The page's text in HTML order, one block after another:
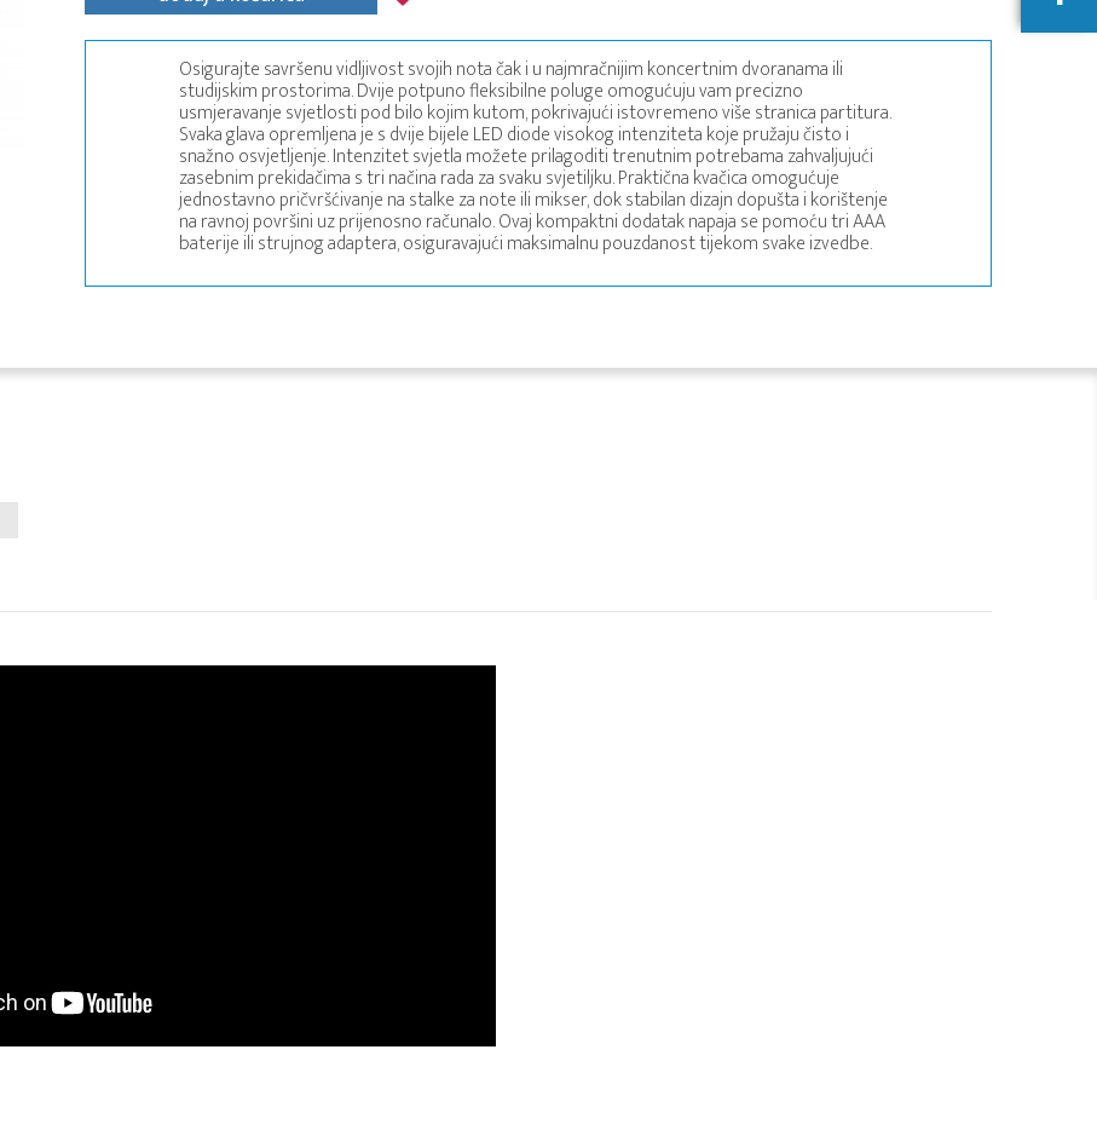
Osigurajte savršenu vidljivost svojih nota čak i u najmračnijim koncertnim dvoranama ili
studijskim prostorima. Dvije potpuno fleksibilne poluge omogućuju vam precizno
usmjeravanje svjetlosti pod bilo kojim kutom, pokrivajući istovremeno više stranica partitura.
Svaka glava opremljena je s dvije bijele LED diode visokog intenziteta koje pružaju čisto i
snažno osvjetljenje. Intenzitet svjetla možete prilagoditi trenutnim potrebama zahvaljujući
zasebnim prekidačima s tri načina rada za svaku svjetiljku. Praktična kvačica omogućuje
jednostavno pričvršćivanje na stalke za note ili mikser, dok stabilan dizajn dopušta i korištenje
na ravnoj površini uz prijenosno računalo. Ovaj kompaktni dodatak napaja se pomoću tri AAA
baterije ili strujnog adaptera, osiguravajući maksimalnu pouzdanost tijekom svake izvedbe.